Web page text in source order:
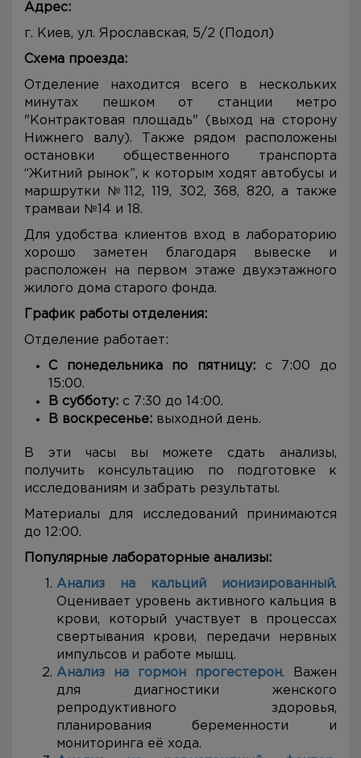
Адрес:
г. Киев, ул. Ярославская, 5/2 (Подол)
Схема проезда:
Отделение находится всего в нескольких
минутах пешком от станции метро
"Контрактовая площадь" (выход на сторону
Нижнего валу). Также рядом расположены
остановки общественного транспорта
“Житний рынок”, к которым ходят автобусы и
маршрутки №112, 119, 302, 368, 820, а также
трамваи №14 и 18.
Для удобства клиентов вход в лабораторию
хорошо заметен благодаря вывеске и
расположен на первом этаже двухэтажного
жилого дома старого фонда.
График работы отделения:
Отделение работает:
С понедельника по пятницу: с 7:00 до
15:00.
В субботу: с 7:30 до 14:00.
В воскресенье: выходной день.
В эти часы вы можете сдать анализы,
получить консультацию по подготовке к
исследованиям и забрать результаты.
Материалы для исследований принимаются
до 12:00.
Популярные лабораторные анализы:
Анализ на кальций ионизированный.
Оценивает уровень активного кальция в
крови, который участвует в процессах
свертывания крови, передачи нервных
импульсов и работе мышц.
Анализ на гормон прогестерон. Важен
для диагностики женского
репродуктивного здоровья,
планирования беременности и
мониторинга её хода.